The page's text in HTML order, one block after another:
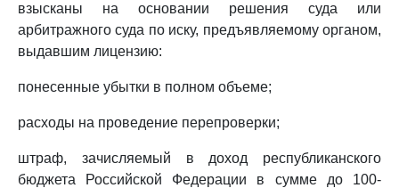
взысканы на основании решения суда или
арбитражного суда по иску, предъявляемому органом,
выдавшим лицензию:
понесенные убытки в полном объеме;
расходы на проведение перепроверки;
штраф, зачисляемый в доход республиканского
бюджета Российской Федерации в сумме до 100-